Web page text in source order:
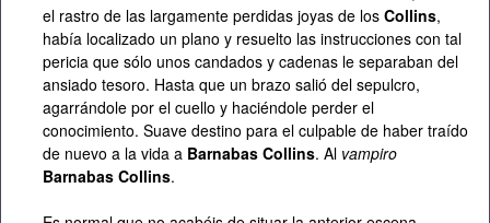
el rastro de las largamente perdidas joyas de los Collins,
había localizado un plano y resuelto las instrucciones con tal
pericia que sólo unos candados y cadenas le separaban del
ansiado tesoro. Hasta que un brazo salió del sepulcro,
agarrándole por el cuello y haciéndole perder el
conocimiento. Suave destino para el culpable de haber traído
de nuevo a la vida a Barnabas Collins. Al vampiro
Barnabas Collins.